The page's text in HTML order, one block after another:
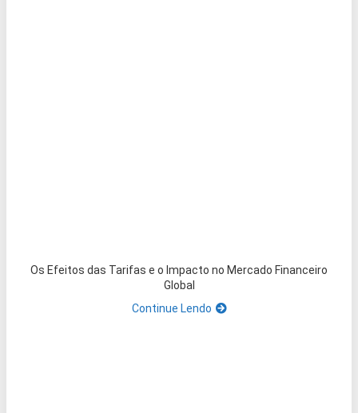
Os Efeitos das Tarifas e o Impacto no Mercado Financeiro
Global
Continue Lendo